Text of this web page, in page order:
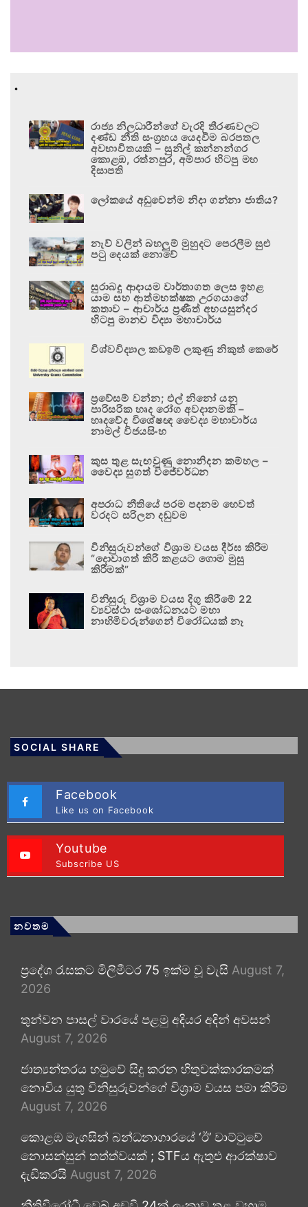
.
රාජ්‍ය නිලධාරීන්ගේ වැරදි තීරණවලට
දණ්ඩ නීති සංග්‍රහය යෙදවීම බරපතල
අවභාවිතයකි – සුනිල් කන්නන්ගර
කොළඹ, රත්නපුර, අම්පාර හිටපු මහ
දිසාපති
ලෝකයේ අඩුවෙන්ම නිදා ගන්නා ජාතිය?
නැව් වලින් බහලුම් මුහුදට පෙරලීම සුළු
පටු දෙයක් නොවේ
සුරාබදු ආදායම වාර්තාගත ලෙස ඉහළ
යාම සහ ආත්මභක්ෂක උරගයාගේ
කතාව – ආචාර්ය ප්‍රණීත් අභයසුන්දර
හිටපු මානව විද්‍යා මහාචාර්ය
විශ්වවිද්‍යාල කඩඉම් ලකුණු නිකුත් කෙරේ
ප්‍රවේසම් වන්න; එල් නිනෝ යනු
පාරිසරික හෘද රෝග අවදානමකි –
හෘදවේද විශේෂඥ වෛද්‍ය මහාචාර්ය
නාමල් විජයසිංහ
කුස තුළ සැඟවුණු නොනිදන කම්හල –
වෛද්‍ය සුගත් විජේවර්ධන
අපරාධ නීතියේ පරම පදනම හෙවත්
වරදට සරිලන දඬුවම
විනිසුරුවන්ගේ විශ්‍රාම වයස දීර්ඝ කිරීම
“දොවාගත් කිරි කළයට ගොම මුසු
කිරීමක්”
විනිසුරු විශ්‍රාම වයස දිගු කිරීමේ 22
ව්‍යවස්ථා සංශෝධනයට මහා
නාහිමිවරුන්ගෙන් විරෝධයක් නෑ
SOCIAL SHARE
Facebook
Like us on Facebook
Youtube
Subscribe US
නවතම
ප්‍රදේශ රැසකට මිලිමීටර 75 ඉක්ම වූ වැසි August 7,
2026
තුන්වන පාසල් වාරයේ පළමු අදියර අදින් අවසන්
August 7, 2026
ජාත්‍යන්තරය හමුවේ සිදු කරන හිතුවක්කාරකමක්
නොවිය යුතු විනිසුරුවන්ගේ විශ්‍රාම වයස පමා කිරීම
August 7, 2026
කොළඹ මැගසින් බන්ධනාගාරයේ ‘ඊ’ වාට්ටුවේ
නොසන්සුන් තත්ත්වයක් ; STFය ඇතුළු ආරක්ෂාව
දැඩිකරයි August 7, 2026